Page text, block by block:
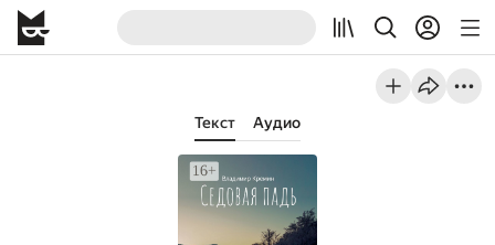
Текст Аудио